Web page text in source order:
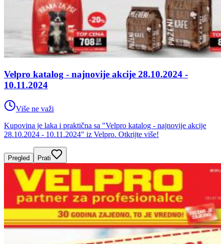
Velpro katalog - najnovije akcije 28.10.2024 -
10.11.2024
Više ne važi
Kupovina je laka i praktična sa "Velpro katalog - najnovije akcije
28.10.2024 - 10.11.2024" iz Velpro. Otkrijte više!
Pregled Prati